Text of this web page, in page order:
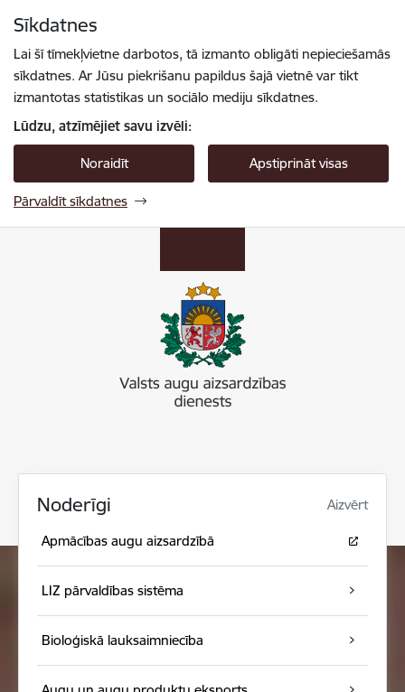
Sīkdatnes
Lai šī tīmekļvietne darbotos, tā izmanto obligāti nepieciešamās
sīkdatnes. Ar Jūsu piekrišanu papildus šajā vietnē var tikt
izmantotas statistikas un sociālo mediju sīkdatnes.
Lūdzu, atzīmējiet savu izvēli:
Noraidīt Apstiprināt visas
Pārvaldīt sīkdatnes
Noderīgi Aizvērt
Apmācības augu aizsardzībā
LIZ pārvaldības sistēma
Bioloģiskā lauksaimniecība